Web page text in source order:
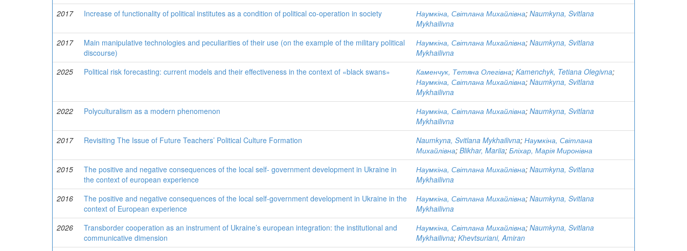
2017
Increase of functionality of political institutes as a condition of political co-operation in society Наумкіна, Світлана Михайлівна; Naumkyna, Svitlana
Mykhailivna
2017
Main manipulative technologies and peculiarities of their use (on the example of the military political
discourse)
Наумкіна, Світлана Михайлівна; Naumkyna, Svitlana
Mykhailivna
2025
Political risk forecasting: current models and their effectiveness in the context of «black swans» Каменчук, Тетяна Олегівна; Kamenchyk, Tetiana Olegivna;
Наумкіна, Світлана Михайлівна; Naumkyna, Svitlana
Mykhailivna
2022
Polyculturalism as a modern phenomenon Наумкіна, Світлана Михайлівна; Naumkyna, Svitlana
Mykhailivna
2017
Revisiting The Issue of Future Teachers’ Political Culture Formation Naumkyna, Svitlana Mykhailivna; Наумкіна, Світлана
Михайлівна; Blikhar, Mariia; Бліхар, Марія Миронівна
2015
The positive and negative consequences of the local self- government development in Ukraine in
the context of european experience
Наумкіна, Світлана Михайлівна; Naumkyna, Svitlana
Mykhailivna
2016
The positive and negative consequences of the local self-government development in Ukraine in the
context of European experience
Наумкіна, Світлана Михайлівна; Naumkyna, Svitlana
Mykhailivna
2026
Transborder cooperation as an instrument of Ukraine’s european integration: the institutional and
communicative dimension
Наумкіна, Світлана Михайлівна; Naumkyna, Svitlana
Mykhailivna; Khevtsuriani, Amiran